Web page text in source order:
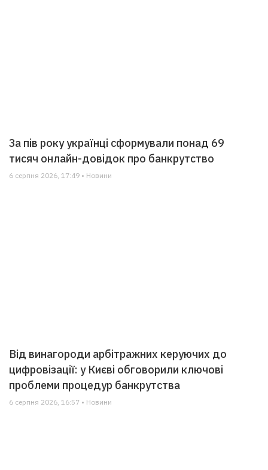
За пів року українці сформували понад 69
тисяч онлайн-довідок про банкрутство
6 серпня 2026, 17:49 • Новини
Від винагороди арбітражних керуючих до
цифровізації: у Києві обговорили ключові
проблеми процедур банкрутства
6 серпня 2026, 16:57 • Новини